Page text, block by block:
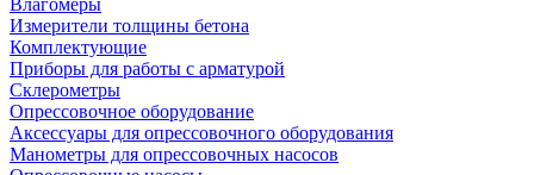
Влагомеры
Измерители толщины бетона
Комплектующие
Приборы для работы с арматурой
Склерометры
Опрессовочное оборудование
Аксессуары для опрессовочного оборудования
Манометры для опрессовочных насосов